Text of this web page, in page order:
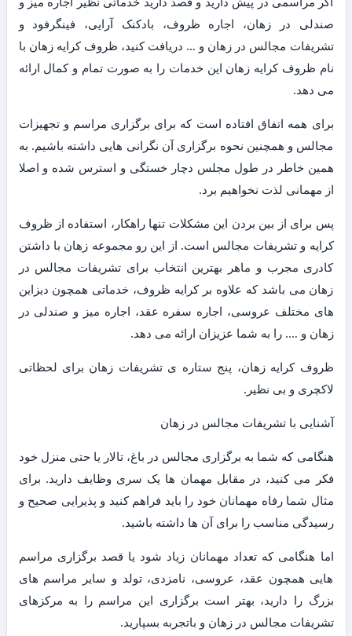
صندلی در زهان، اجاره ظروف، بادکنک آرایی، فینگرفود و
تشریفات مجالس در زهان و … دریافت کنید، ظروف کرایه زهان با
نام ظروف کرایه زهان این خدمات را به صورت تمام و کمال ارائه
می دهد.
برای همه اتفاق افتاده است که برای برگزاری مراسم و تجهیزات
مجالس و همچنین نحوه برگزاری آن نگرانی هایی داشته باشیم. به
همین خاطر در طول مجلس دچار خستگی و استرس شده و اصلا
از مهمانی لذت نخواهیم برد.
پس برای از بین بردن این مشکلات تنها راهکار، استفاده از ظروف
کرایه و تشریفات مجالس است. از این رو مجموعه زهان با داشتن
کادری مجرب و ماهر بهترین انتخاب برای تشریفات مجالس در
زهان می باشد که علاوه بر کرایه ظروف، خدماتی همچون دیزاین
های مختلف عروسی، اجاره سفره عقد، اجاره میز و صندلی در
زهان و …. را به شما عزیزان ارائه می دهد.
ظروف کرایه زهان، پنج ستاره ی تشریفات زهان برای لحظاتی
لاکچری و بی نظیر.
آشنایی با تشریفات مجالس در زهان
هنگامی که شما به برگزاری مجالس در باغ، تالار یا حتی منزل خود
فکر می کنید، در مقابل مهمان ها یک سری وظایف دارید. برای
مثال شما رفاه مهمانان خود را باید فراهم کنید و پذیرایی صحیح و
رسیدگی مناسب را برای آن ها داشته باشید.
اما هنگامی که تعداد مهمانان زیاد شود یا قصد برگزاری مراسم
هایی همچون عقد، عروسی، نامزدی، تولد و سایر مراسم های
بزرگ را دارید، بهتر است برگزاری این مراسم را به مرکزهای
تشریفات مجالس در زهان و باتجربه بسپارید.